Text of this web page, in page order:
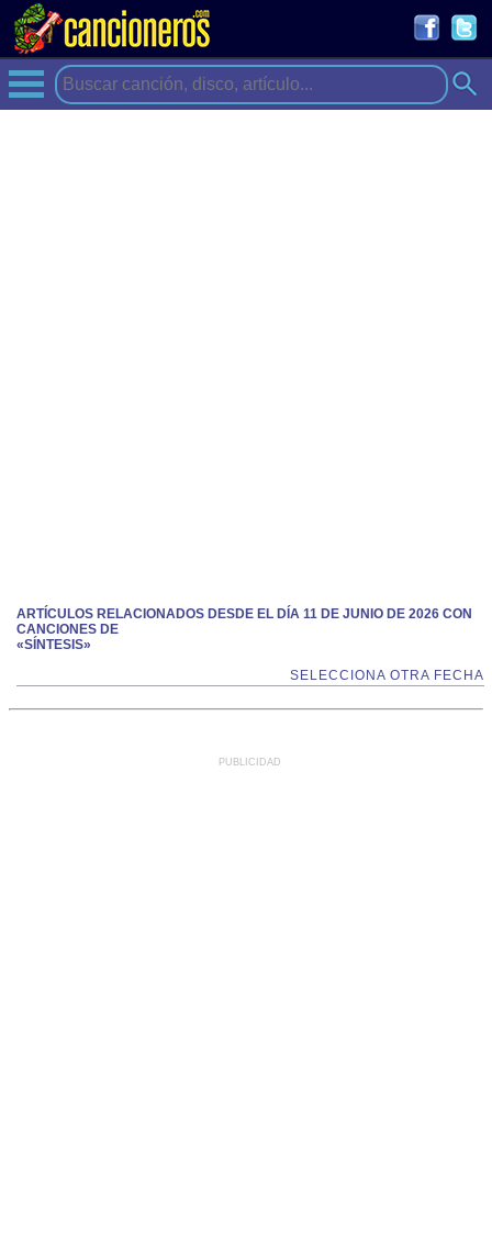
ARTÍCULOS RELACIONADOS DESDE EL DÍA 11 DE JUNIO DE 2026 CON
CANCIONES DE
«SÍNTESIS»
SELECCIONA OTRA FECHA
PUBLICIDAD